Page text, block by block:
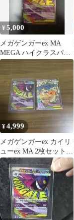
¥5,000
メガゲンガーex MA
MEGA ハイクラスパッ
ク MEGAドリームex キ
ラ…
¥4,999
メガゲンガーex カイリ
ューex MA 2枚セット
ポケモンカード